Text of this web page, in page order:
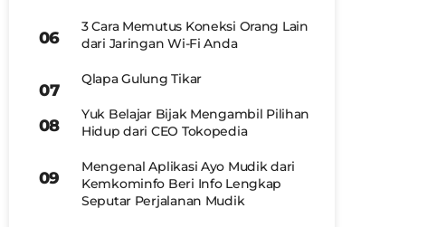
3 Cara Memutus Koneksi Orang Lain
dari Jaringan Wi-Fi Anda
Qlapa Gulung Tikar
Yuk Belajar Bijak Mengambil Pilihan
Hidup dari CEO Tokopedia
Mengenal Aplikasi Ayo Mudik dari
Kemkominfo Beri Info Lengkap
Seputar Perjalanan Mudik